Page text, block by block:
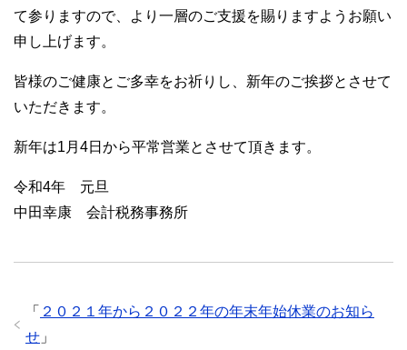
て参りますので、より一層のご支援を賜りますようお願い
申し上げます。
皆様のご健康とご多幸をお祈りし、新年のご挨拶とさせて
いただきます。
新年は1月4日から平常営業とさせて頂きます。
令和4年 元旦
中田幸康 会計税務事務所
「 ２０２１年から２０２２年の年末年始休業のお知ら
せ 」